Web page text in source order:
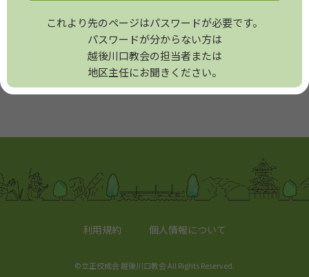
これより先のページはパスワードが必要です。
パスワードが分からない方は
越後川口教会の担当者または
地区主任にお聞きください。
利用規約 個人情報について
©立正佼成会 越後川口教会 All Rights Reserved.